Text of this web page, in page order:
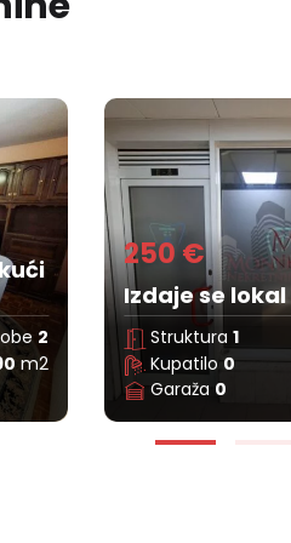
0
m2
350 €
novoj zgradi,
Struktura1.5
Kupatilo 1
Garaža 0